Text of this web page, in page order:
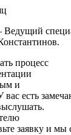
Ведущий
процесс
и
вас есть
заявку и